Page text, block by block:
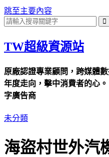
跳至主要內容
TW超級資源站
原廠認證專業顧問，跨媒體
年度走向，擊中消費者的心
字廣告商
未分類
海盜村世外汽